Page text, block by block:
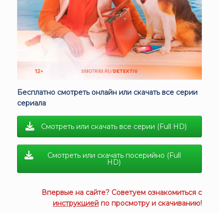
Бесплатно смотреть онлайн или скачать все серии
сериала
Смотреть или скачать все серии (Full HD)
Смотреть или скачать посерийно (Full
HD)
Впервые на сайте? Советуем ознакомиться с
инструкцией по просмотру и скачиванию!